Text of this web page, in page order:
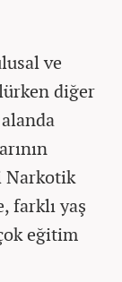
ve
diğer
Narkotik
farklı yaş
eğitim